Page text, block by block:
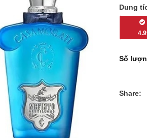
Dung
Số
Share: